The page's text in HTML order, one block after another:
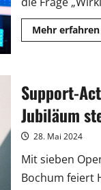
Mehr erfahren
Support-
Jubiläum
28. Mai 2024
Mit sieben
Bochum feiert